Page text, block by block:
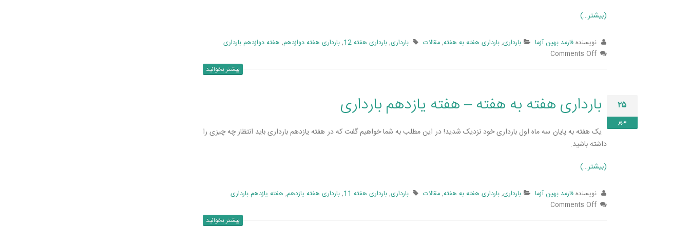
(بیشتر…)
نویسندهفارمد بهین آزما بارداری,بارداری هفته به هفته,مقالات بارداری,بارداری هفته 12 ,بارداری هفته دوازدهم, هفته دوازدهم بارداری
Comments Off
بیشتر بخوانید
۲۵
مهر
بارداری هفته به هفته – هفته یازدهم بارداری
یک هفته به پایان سه ماه اول بارداری خود نزدیک شدید! در این مطلب به شما خواهیم گفت که در هفته یازدهم بارداری باید انتظار چه چیزی را
داشته باشید.
(بیشتر…)
نویسندهفارمد بهین آزما بارداری,بارداری هفته به هفته,مقالات بارداری,بارداری هفته 11 ,بارداری هفته یازدهم, هفته یازدهم بارداری
Comments Off
بیشتر بخوانید